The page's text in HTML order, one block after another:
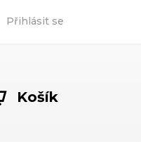
Přihlásit se
Košík